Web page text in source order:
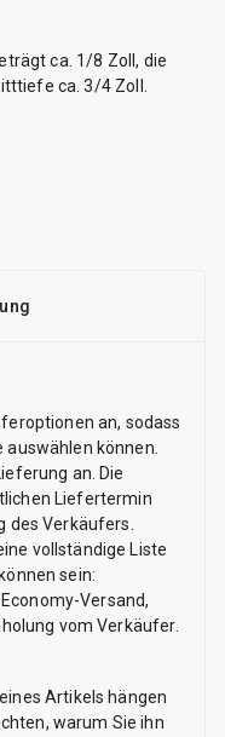
ca. 1/8 Zoll, die
ca. 3/4 Zoll.
an, sodass
können.
an. Die
Liefertermin
Verkäufers.
vollständige Liste
sein:
Versand,
vom Verkäufer.
Artikels hängen
warum Sie ihn